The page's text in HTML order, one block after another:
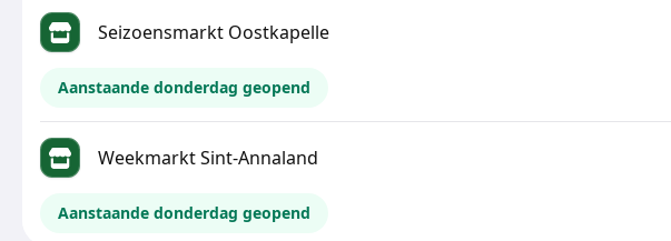
Seizoensmarkt Oostkapelle
Aanstaande donderdag geopend
Weekmarkt Sint-Annaland
Aanstaande donderdag geopend